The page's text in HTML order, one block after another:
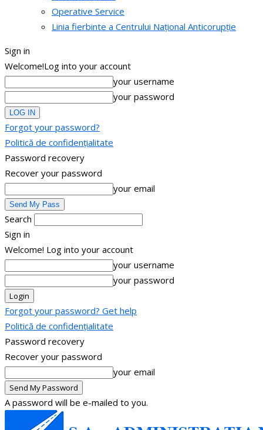
Operative Service
Linia fierbinte a Centrului Național Anticorupție
Sign in
Welcome!Log into your account
your username
your password
Forgot your password?
Politică de confidențialitate
Password recovery
Recover your password
your email
Search
Sign in
Welcome! Log into your account
your username
your password
Forgot your password? Get help
Politică de confidențialitate
Password recovery
Recover your password
your email
A password will be e-mailed to you.